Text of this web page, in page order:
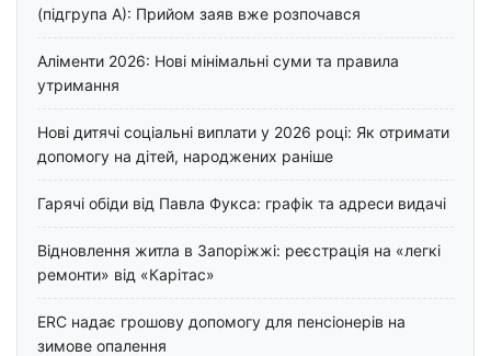
(підгрупа А): Прийом заяв вже розпочався
Аліменти 2026: Нові мінімальні суми та правила
утримання
Нові дитячі соціальні виплати у 2026 році: Як отримати
допомогу на дітей, народжених раніше
Гарячі обіди від Павла Фукса: графік та адреси видачі
Відновлення житла в Запоріжжі: реєстрація на «легкі
ремонти» від «Карітас»
ERC надає грошову допомогу для пенсіонерів на
зимове опалення